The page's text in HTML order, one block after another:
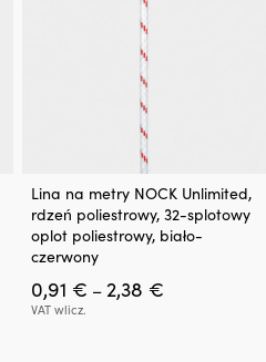
Ten
produkt
ma
wiele
wariantów.
Opcje
można
Lina na metry NOCK Unlimited,
rdzeń poliestrowy, 32-splotowy
oplot poliestrowy, biało-
czerwony
0,91 € – 2,38 €Zakres
VAT wlicz.